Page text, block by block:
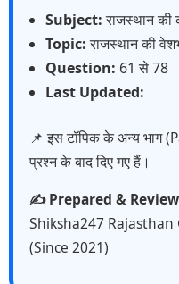
Subject:राजस्थान
Topic:राजस्थान की
Question: 61 से 78
Last Updated:
📌 इस टॉपिक के अन्य भाग
प्रश्न के बाद दिए गए हैं।
✍️ Prepared &
Shiksha247 Rajasthan
(Since 2021)